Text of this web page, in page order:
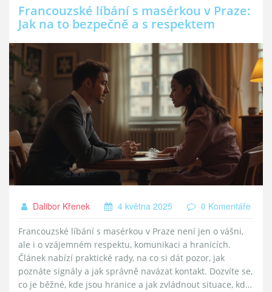
Francouzské líbání s masérkou v Praze:
Jak na to bezpečně a s respektem
Dalibor Křenek 4 května 2025 0 Komentáře
Francouzské líbání s masérkou v Praze není jen o vášni,
ale i o vzájemném respektu, komunikaci a hranicích.
Článek nabízí praktické rady, na co si dát pozor, jak
poznáte signály a jak správně navázat kontakt. Dozvíte se,
co je běžné, kde jsou hranice a jak zvládnout situace, kdy